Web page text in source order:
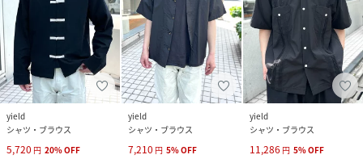
yield
シャツ・ブラウス
5,720 円 20%OFF
yield
シャツ・ブラウス
7,210 円 5%OFF
yield
シャツ・ブラウス
11,286 円 5%OFF